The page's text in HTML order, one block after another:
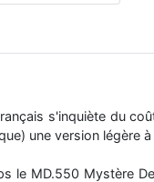
s'inquiète du
une version légère
le MD.550 Mystère